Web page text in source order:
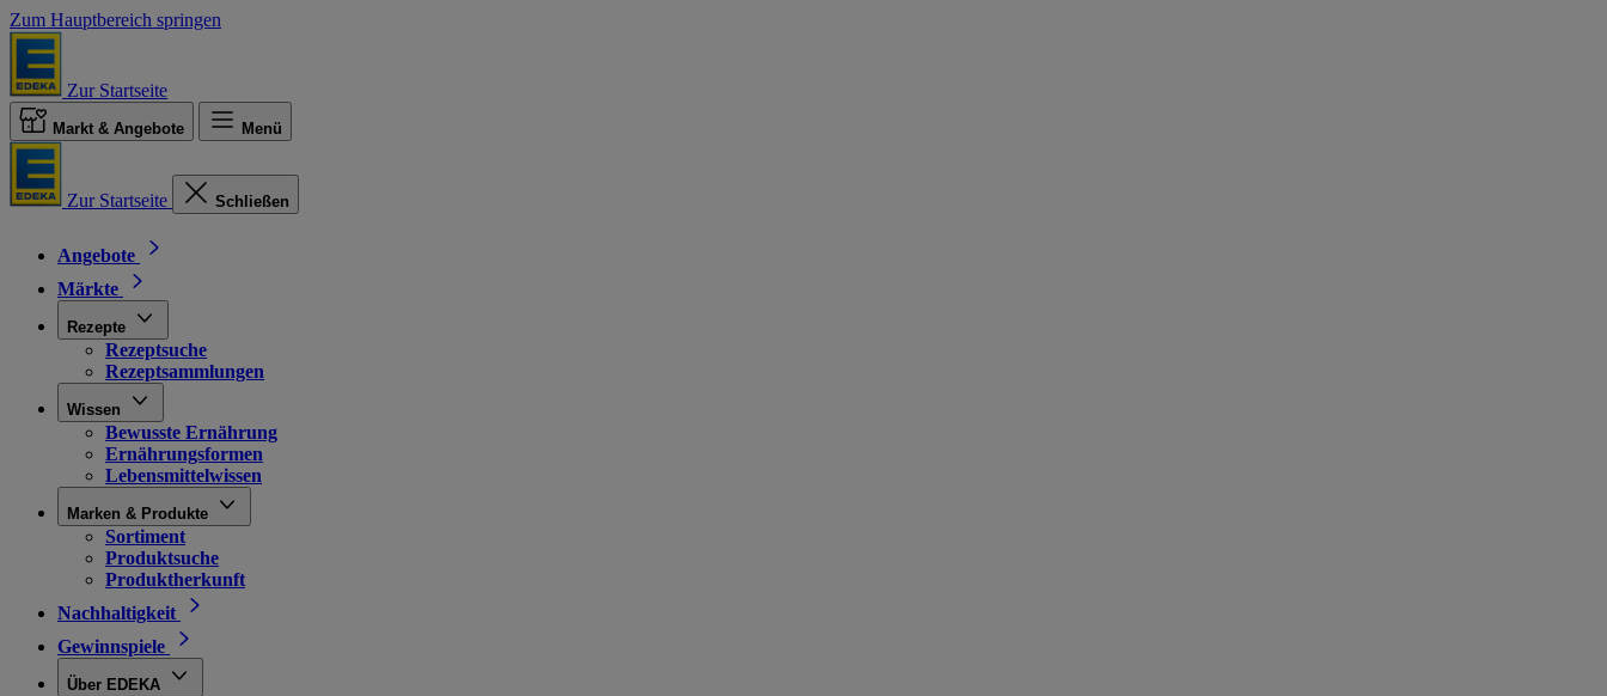
Zum Hauptbereich springen
Zur Startseite
Markt & Angebote Menü
Zur Startseite Schließen
Angebote
Märkte
Rezepte
Rezeptsuche
Rezeptsammlungen
Wissen
Bewusste Ernährung
Ernährungsformen
Lebensmittelwissen
Marken & Produkte
Sortiment
Produktsuche
Produktherkunft
Nachhaltigkeit
Gewinnspiele
Über EDEKA